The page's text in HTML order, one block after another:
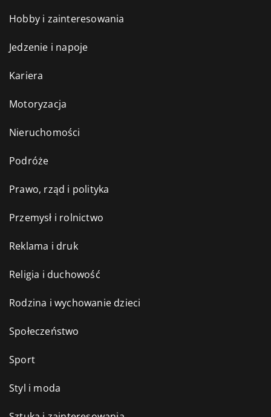
Hobby i zainteresowania
Jedzenie i napoje
Kariera
Motoryzacja
Nieruchomości
Podróże
Prawo, rząd i polityka
Przemysł i rolnictwo
Reklama i druk
Religia i duchowość
Rodzina i wychowanie dzieci
Społeczeństwo
Sport
Styl i moda